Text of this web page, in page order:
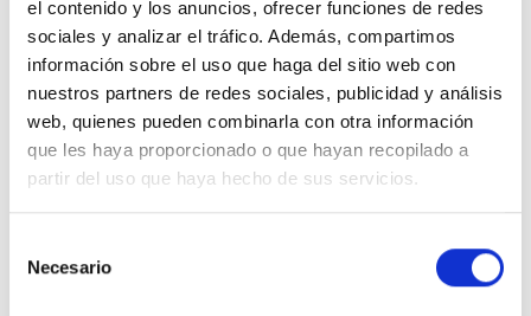
el contenido y los anuncios, ofrecer funciones de redes
sociales y analizar el tráfico. Además, compartimos
información sobre el uso que haga del sitio web con
nuestros partners de redes sociales, publicidad y análisis
web, quienes pueden combinarla con otra información
que les haya proporcionado o que hayan recopilado a
partir del uso que haya hecho de sus servicios.
Necesario
bajo la influencia de las zonas de bajas emisiones.
Esta Red de control principal incluye otros contaminantes más allá
de Nox y PM10 y PM 2.5, y sus medidas se utilizan como contraste y
ajuste para los nanosensores.
Como ventajas presentan una alta precisión en la medida, una gran
cantidad de parámetros, muy alta fiabilidad y medida certificada
ante las reclamaciones legales.
Por contra, estas estaciones tienen un coste más elevado y precisan
un mantenimiento específico, espacio de obra y demanda eléctrica.